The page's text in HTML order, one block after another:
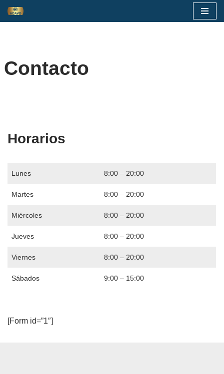
Contacto
Horarios
Lunes 8:00 – 20:00
Martes 8:00 – 20:00
Miércoles 8:00 – 20:00
Jueves 8:00 – 20:00
Viernes 8:00 – 20:00
Sábados 9:00 – 15:00
[Form id=”1″]